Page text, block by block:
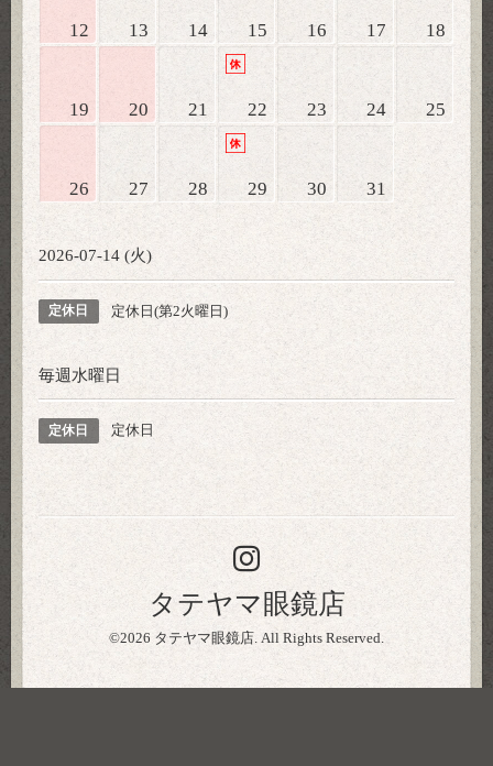
12 13 14 15 16 17 18
19 20 21 22 23 24 25
26 27 28 29 30 31
2026-07-14 (火)
定休日 定休日(第2火曜日)
毎週水曜日
定休日 定休日
タテヤマ眼鏡店
©2026 タテヤマ眼鏡店 . All Rights Reserved.